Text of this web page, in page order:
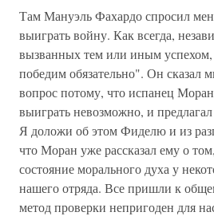
Там Мануэль Фахардо спросил
выиграть войну. Как всегда,
вызванных тем или иным
победим обязательно". Он сказал
вопрос потому, что испанец
выиграть невозможно, и
Я доложи об этом Фиделю и из
что Моран уже рассказал ему о
состояние морального духа у
нашего отряда. Все пришли к
метод проверки непригоден для